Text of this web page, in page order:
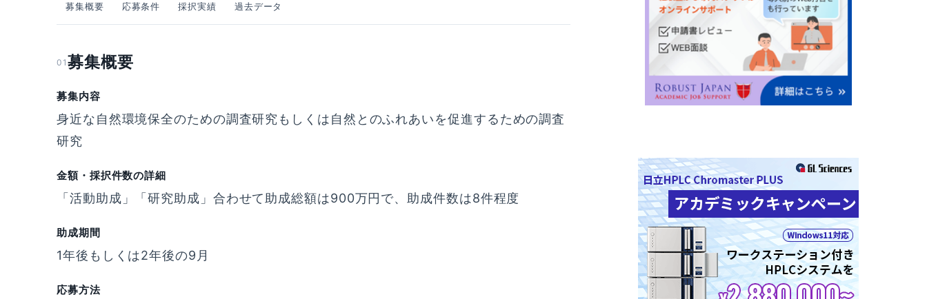
募集概要 応募条件 採択実績 過去データ
01 募集概要
募集内容
身近な自然環境保全のための調査研究もしくは自然とのふれあいを促進するための調査
研究
金額・採択件数の詳細
「活動助成」「研究助成」合わせて助成総額は900万円で、助成件数は8件程度
助成期間
1年後もしくは2年後の9月
応募方法